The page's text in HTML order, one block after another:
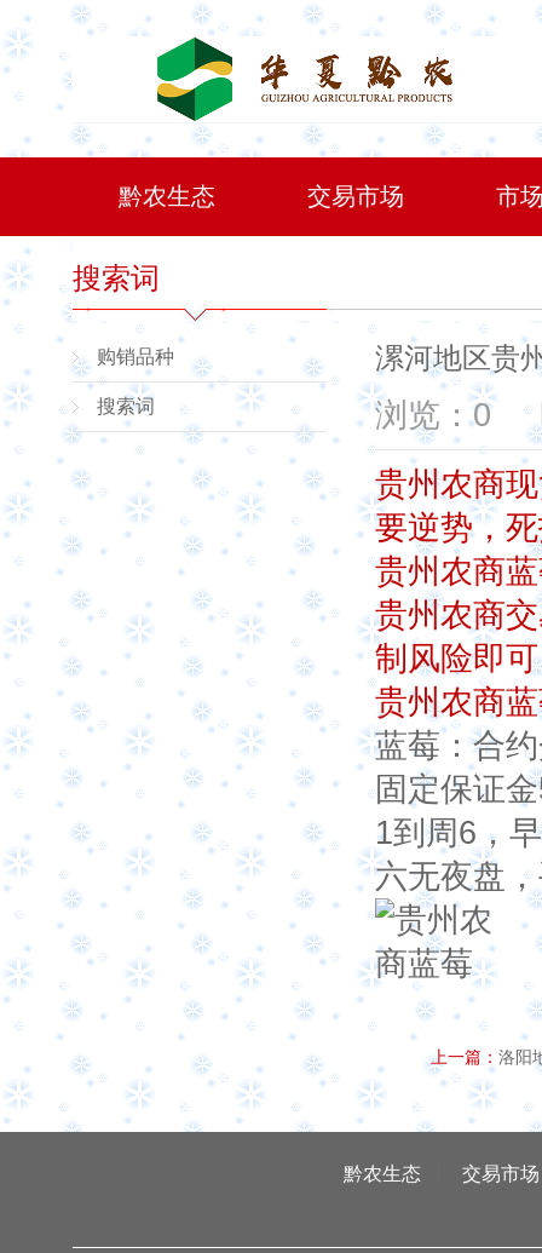
黔农生态 交易市场 市
搜索词
购销品种
搜索词
漯河地区贵
浏览：0
贵州农商
要逆势，
贵州农商
贵州农商
制风险即可
贵州农商
蓝莓：合
固定保证
1到周6，
六无夜盘
上一篇： 洛阳
黔农生态 交易市场